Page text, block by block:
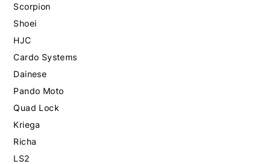
Scorpion
Shoei
HJC
Cardo Systems
Dainese
Pando Moto
Quad Lock
Kriega
Richa
LS2